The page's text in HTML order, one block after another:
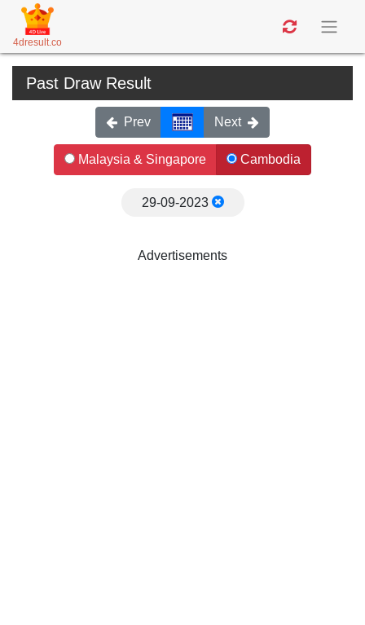
4dresult.co
Past Draw Result
Prev Next
Malaysia & Singapore Cambodia
29-09-2023
Advertisements